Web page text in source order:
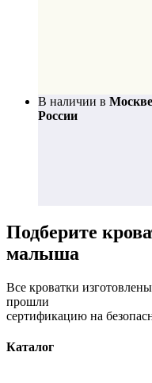
В наличии в
России
Подберите
малыша
Все кроватки
прошли
сертификацию на
Каталог